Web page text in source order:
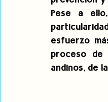
Pese a
esfuerzo
proceso de
andinos, de